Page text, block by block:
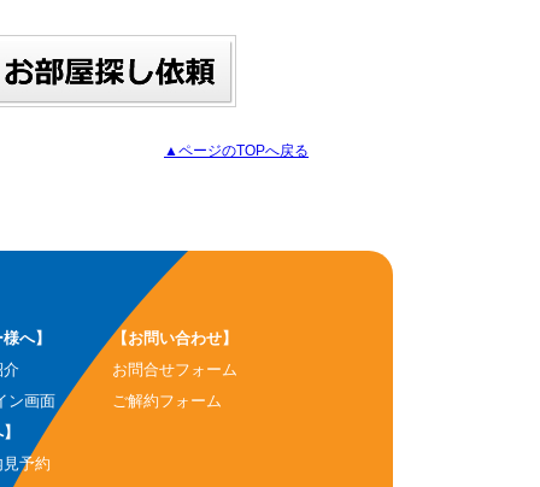
▲ページのTOPへ戻る
へ】
介
ン画面
予約
【お問い合わせ】
お問合せフォーム
ご解約フォーム